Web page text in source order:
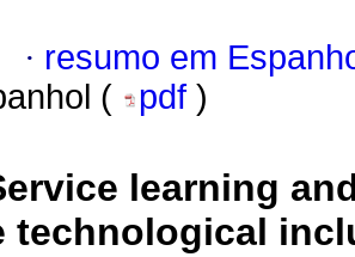
· resumo em
(
pdf )
learning
technological